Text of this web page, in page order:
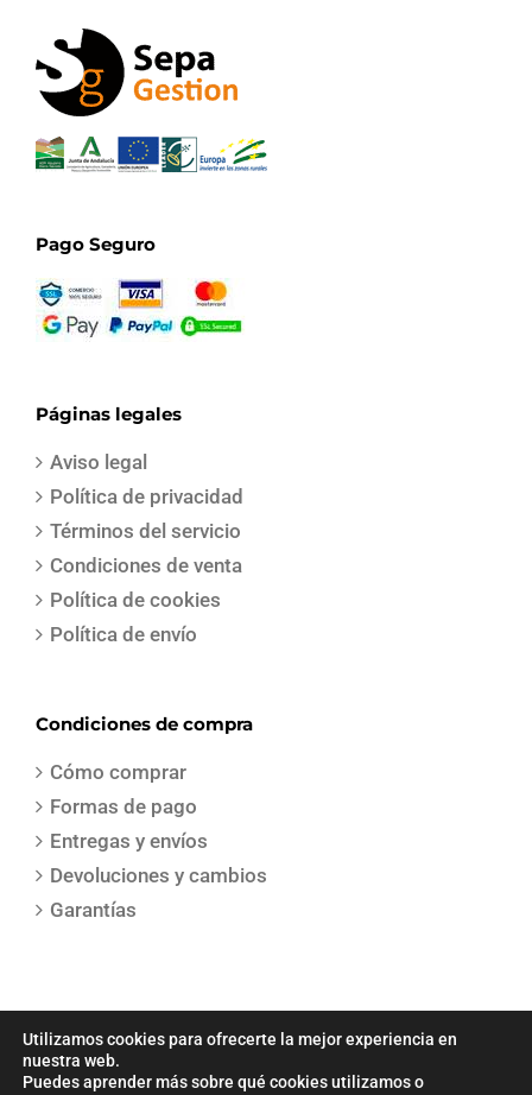
Pago Seguro
Páginas legales
Aviso legal
Política de privacidad
Términos del servicio
Condiciones de venta
Política de cookies
Política de envío
Condiciones de compra
Cómo comprar
Formas de pago
Entregas y envíos
Devoluciones y cambios
Garantías
COPYRIGHT 2021 | Todos los derechos reservados | Creado por
Utilizamos cookies para ofrecerte la mejor experiencia en
nuestra web.
Puedes aprender más sobre qué cookies utilizamos o